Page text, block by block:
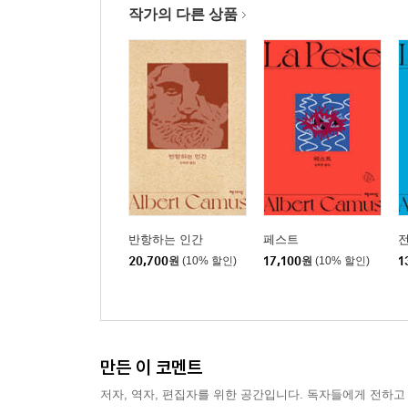
작가의 다른 상품
반항하는 인간
20,700원 (10% 할인)
페스트
17,100원 (10% 할인)
만든 이 코멘트
저자, 역자, 편집자를 위한 공간입니다. 독자들에게 전하